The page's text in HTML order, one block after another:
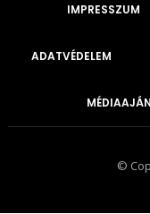
IMPRESSZUM
ADATVÉDELEM
©